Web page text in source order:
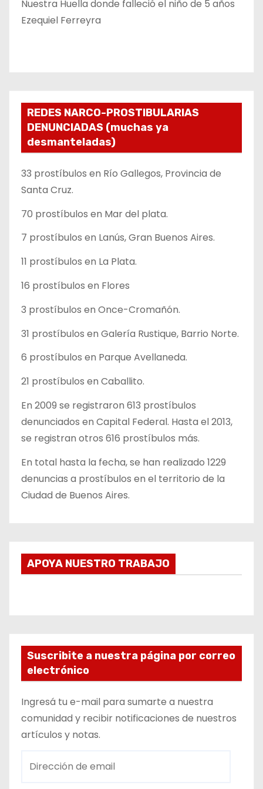
Nuestra Huella donde falleció el niño de 5 años
Ezequiel Ferreyra
REDES NARCO-PROSTIBULARIAS
DENUNCIADAS (muchas ya
desmanteladas)
33 prostíbulos en Río Gallegos, Provincia de
Santa Cruz.
70 prostíbulos en Mar del plata.
7 prostíbulos en Lanús, Gran Buenos Aires.
11 prostíbulos en La Plata.
16 prostíbulos en Flores
3 prostíbulos en Once-Cromañón.
31 prostíbulos en Galería Rustique, Barrio Norte.
6 prostíbulos en Parque Avellaneda.
21 prostíbulos en Caballito.
En 2009 se registraron 613 prostíbulos
denunciados en Capital Federal. Hasta el 2013,
se registran otros 616 prostíbulos más.
En total hasta la fecha, se han realizado 1229
denuncias a prostíbulos en el territorio de la
Ciudad de Buenos Aires.
APOYA NUESTRO TRABAJO
Suscribite a nuestra página por correo
electrónico
Ingresá tu e-mail para sumarte a nuestra
comunidad y recibir notificaciones de nuestros
artículos y notas.